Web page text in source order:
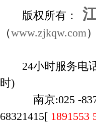
版权所有：
（www.zjkqw.com
24小时服务电
时)
南京:025 -
68321415[ 1891553